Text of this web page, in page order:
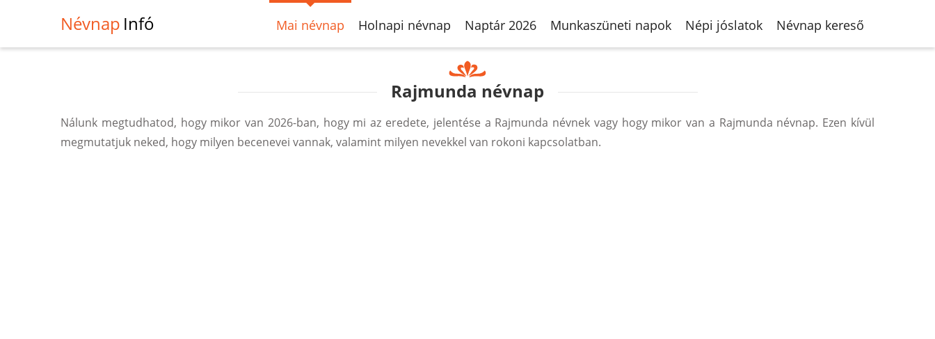
Névnap Infó Mai névnap Holnapi névnap Naptár 2026 Munkaszüneti napok Népi jóslatok Névnap kereső
Rajmunda névnap
Nálunk megtudhatod, hogy mikor van 2026-ban, hogy mi az eredete, jelentése a Rajmunda névnek vagy hogy mikor van a Rajmunda névnap. Ezen kívül
megmutatjuk neked, hogy milyen becenevei vannak, valamint milyen nevekkel van rokoni kapcsolatban.